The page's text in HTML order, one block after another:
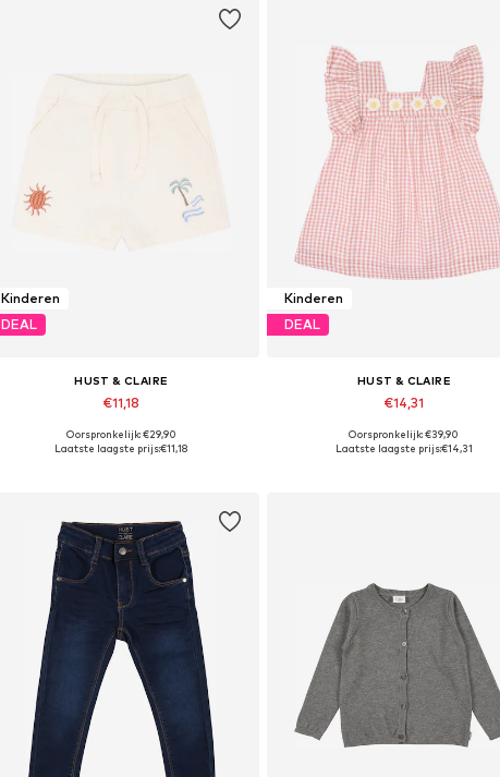
Kinderen
DEAL
HUST & CLAIRE
€11,18
Beschikbare maten: 86
Oorspronkelijk: €29,90
Laatste laagste prijs:€11,18
Kinderen
DEAL
HUST & CLAIRE
€14,31
Beschikbare maten: 68, 92
Oorspronkelijk: €39,90
Laatste laagste prijs:€14,31